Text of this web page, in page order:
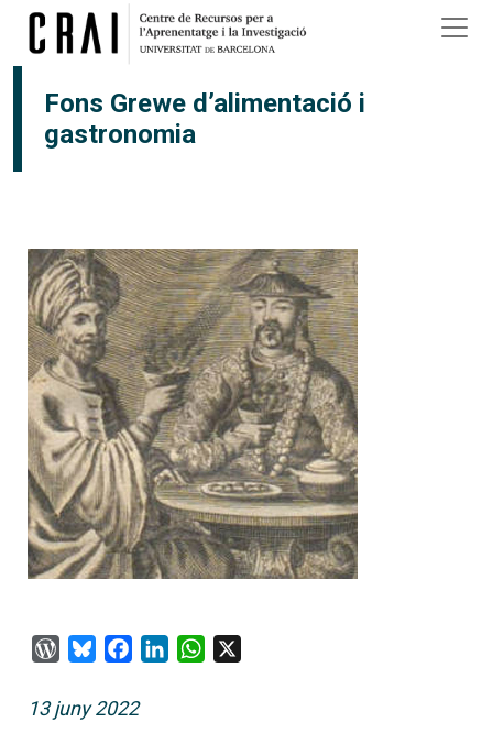
Vés al contingut
Fons Grewe d’alimentació i
gastronomia
WordPress
BlueskyFacebook
LinkedInWhatsApp
13 juny 2022